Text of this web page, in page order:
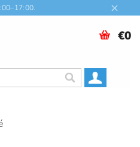
€0